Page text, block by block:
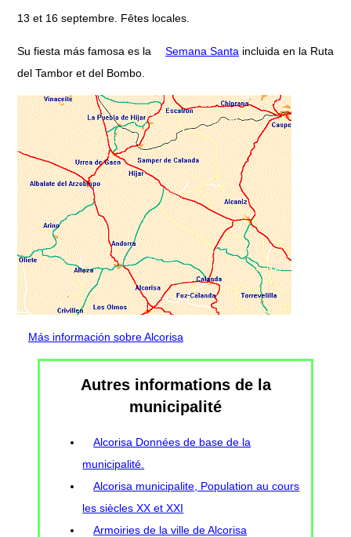
13 et 16 septembre. Fêtes locales.
Su fiesta más famosa es la Semana Santa incluida en la Ruta
del Tambor et del Bombo.
Más información sobre Alcorisa
Autres informations de la
municipalité
Alcorisa Données de base de la
municipalité.
Alcorisa municipalite, Population au cours
les siècles XX et XXI
Armoiries de la ville de Alcorisa